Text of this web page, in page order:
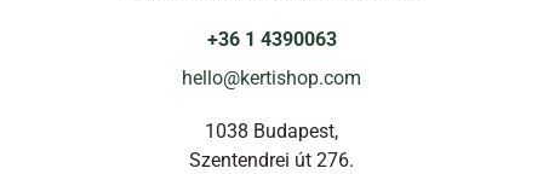
+36 1 4390063
hello@kertishop.com
1038 Budapest,
Szentendrei út 276.